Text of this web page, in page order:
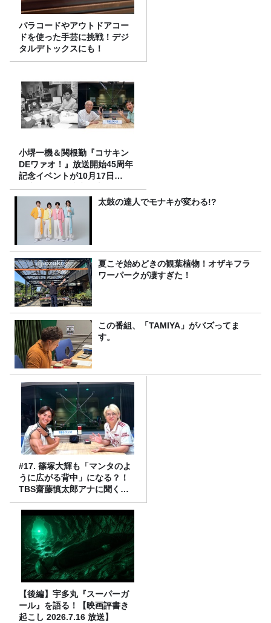
パラコードやアウトドアコー
ドを使った手芸に挑戦！デジ
タルデトックスにも！
小堺一機＆関根勤『コサキン
DEワァオ！』放送開始45周年
記念イベントが10月17日
（土）に開催決定！本日より
FC先行受付スタート！太鼓の達人でモナキが変わる!?
夏こそ始めどきの観葉植物！オザキフラ
ワーパークが凄すぎた！
この番組、「TAMIYA」がバズってま
す。
#17. 篠塚大輝も「マンタのよ
うに広がる背中」になる？！
TBS齋藤慎太郎アナに聞くメ
ンズフィジークの魅力！！
【後編】宇多丸『スーパーガ
ール』を語る！【映画評書き
起こし 2026.7.16 放送】